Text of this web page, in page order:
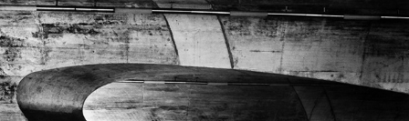
DECISOIR